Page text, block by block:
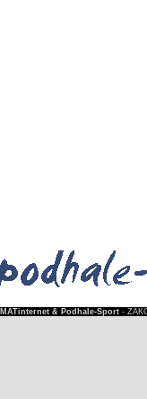
MATinternet & Podhale-Sport-